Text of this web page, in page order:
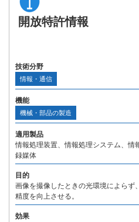
開放特許情報
技術分野
情報・通信
機能
機械・部品の製造
適用製品
情報処理装置、情報処理システム、情
録媒体
目的
画像を撮像したときの光環境によらず
精度を向上させる。
効果